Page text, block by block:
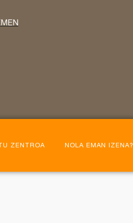
ZENTROA NOLA EMAN IZENA?